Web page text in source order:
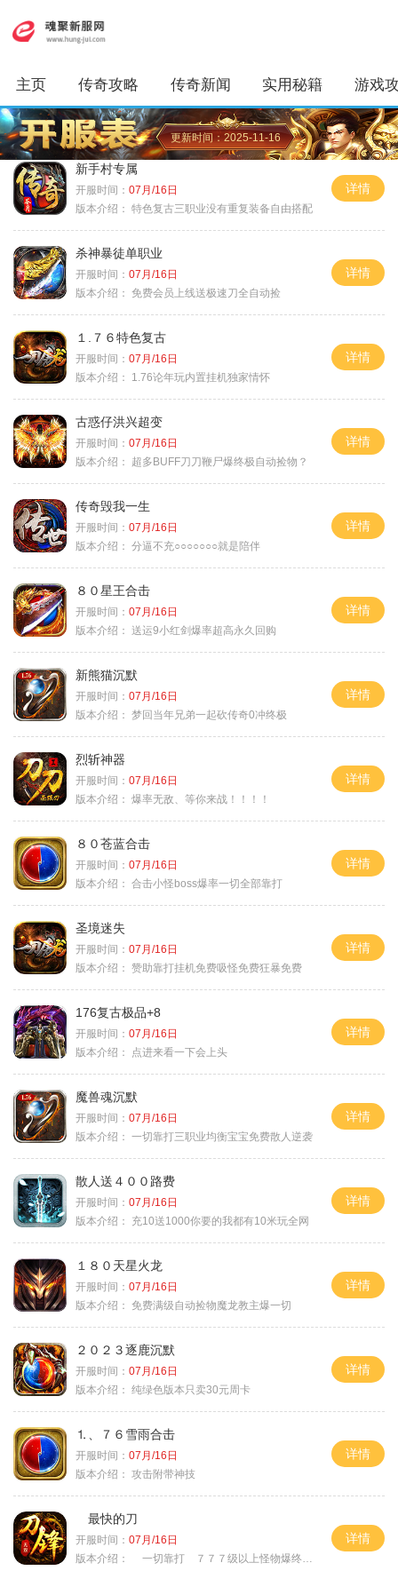
主页 传奇攻略 传奇新闻 实用秘籍 游戏
更新时间：2025-11-16
新手村专属
开服时间： 07月/16日
版本介绍： 特色复古三职业没有重复装备自由搭配
详情
杀神暴徒单职业
开服时间： 07月/16日
版本介绍： 免费会员上线送极速刀全自动捡
详情
１.７６特色复古
开服时间： 07月/16日
版本介绍：
1.76论年玩内置挂机独家情怀
详情
古惑仔洪兴超变
开服时间： 07月/16日
版本介绍：
超多BUFF刀刀鞭尸爆终极自动捡物？
详情
传奇毁我一生
开服时间： 07月/16日
版本介绍： 分逼不充○○○○○○○就是陪伴
详情
８０星王合击
开服时间： 07月/16日
版本介绍： 送运9小红剑爆率超高永久回购
详情
新熊猫沉默
开服时间： 07月/16日
版本介绍： 梦回当年兄弟一起砍传奇0冲终极
详情
烈斩神器
开服时间： 07月/16日
版本介绍： 爆率无敌、等你来战！！！！
详情
８０苍蓝合击
开服时间： 07月/16日
版本介绍： 合击小怪boss爆率一切全部靠打
详情
圣境迷失
开服时间： 07月/16日
版本介绍： 赞助靠打挂机免费吸怪免费狂暴免费
详情
176复古极品+8
开服时间： 07月/16日
版本介绍：
点进来看一下会上头
详情
魔兽魂沉默
开服时间： 07月/16日
版本介绍： 一切靠打三职业均衡宝宝免费散人逆袭
详情
散人送４００路费
开服时间： 07月/16日
版本介绍：
充10送1000你要的我都有10米玩全网
详情
１８０天星火龙
开服时间： 07月/16日
版本介绍： 免费满级自动捡物魔龙教主爆一切
详情
２０２３逐鹿沉默
开服时间： 07月/16日
版本介绍： 纯绿色版本只卖30元周卡
详情
⒈、７６雪雨合击
开服时间： 07月/16日
版本介绍： 攻击附带神技
详情
最快的刀
开服时间： 07月/16日
版本介绍：
一切靠打 ７７７级以上怪物爆终极
详情